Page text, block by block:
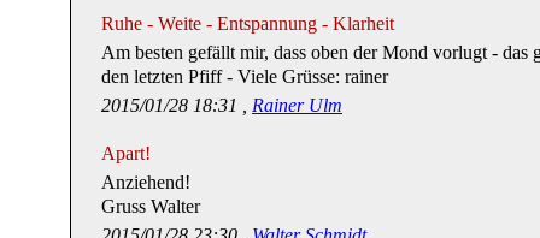
Ruhe - Weite - Entspannung - Klarheit
Am besten gefällt mir, dass oben der Mond vorlugt - das
den letzten Pfiff - Viele Grüsse: rainer
2015/01/28 18:31 , Rainer Ulm
Apart!
Anziehend!
Gruss Walter